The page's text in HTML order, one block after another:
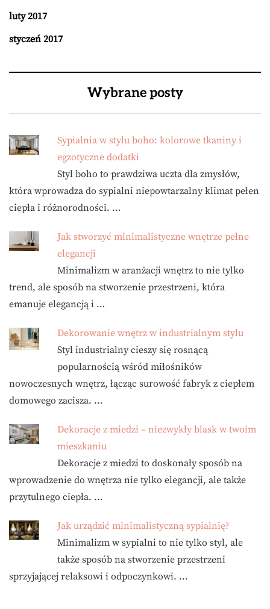
luty 2017
styczeń 2017
Wybrane posty
Sypialnia w stylu boho: kolorowe tkaniny i
egzotyczne dodatki
Styl boho to prawdziwa uczta dla zmysłów,
która wprowadza do sypialni niepowtarzalny klimat pełen
ciepła i różnorodności. …
Jak stworzyć minimalistyczne wnętrze pełne
elegancji
Minimalizm w aranżacji wnętrz to nie tylko
trend, ale sposób na stworzenie przestrzeni, która
emanuje elegancją i …
Dekorowanie wnętrz w industrialnym stylu
Styl industrialny cieszy się rosnącą
popularnością wśród miłośników
nowoczesnych wnętrz, łącząc surowość fabryk z ciepłem
domowego zacisza. …
Dekoracje z miedzi – niezwykły blask w twoim
mieszkaniu
Dekoracje z miedzi to doskonały sposób na
wprowadzenie do wnętrza nie tylko elegancji, ale także
przytulnego ciepła. …
Jak urządzić minimalistyczną sypialnię?
Minimalizm w sypialni to nie tylko styl, ale
także sposób na stworzenie przestrzeni
sprzyjającej relaksowi i odpoczynkowi. …